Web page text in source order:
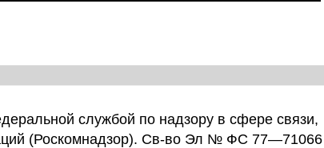
службой по надзору в сфере связи,
(Роскомнадзор). Св-во Эл № ФС 77—71066